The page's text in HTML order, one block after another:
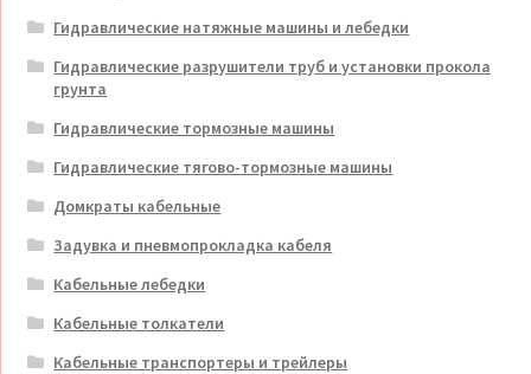
Гидравлические натяжные машины и лебедки
Гидравлические разрушители труб и установки прокола
грунта
Гидравлические тормозные машины
Гидравлические тягово-тормозные машины
Домкраты кабельные
Задувка и пневмопрокладка кабеля
Кабельные лебедки
Кабельные толкатели
Кабельные транспортеры и трейлеры